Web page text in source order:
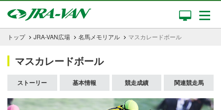
トップ JRA-VAN広場 名馬メモリアル マスカレードボール
マスカレードボール
ストーリー 基本情報 競走成績 関連競走馬